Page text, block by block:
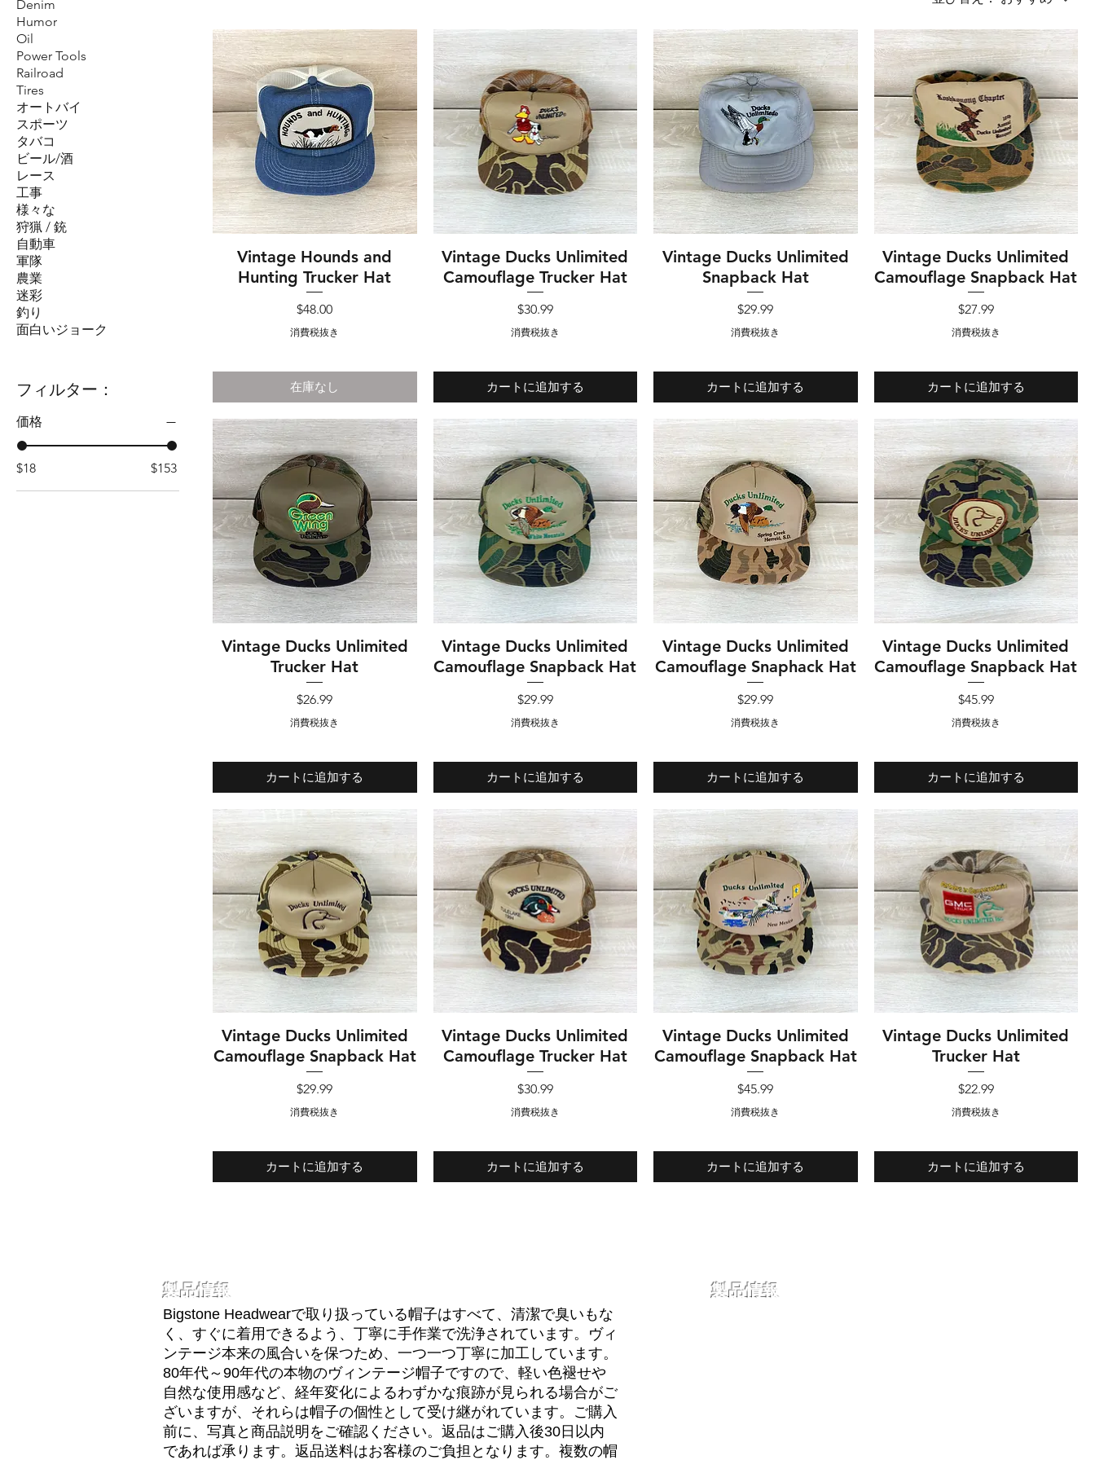
Denim
Humor
Oil
Power Tools
Railroad
Tires
オートバイ
スポーツ
タバコ
ビール/酒
レース
工事
様々な
狩猟 / 銃
自動車
軍隊
農業
迷彩
釣り
面白いジョーク
フィルター：
価格
$18 $153
クイックビュー
Vintage Hounds and
Hunting Trucker Hat
価格
$48.00
消費税抜き
在庫なし
クイックビュー
Vintage Ducks Unlimited
Camouflage Trucker Hat
価格
$30.99
消費税抜き
カートに追加する
クイックビュー
Vintage Ducks Unlimited
Snapback Hat
価格
$29.99
消費税抜き
カートに追加する
クイックビュー
Vintage Ducks Unlimited
Camouflage Snapback Hat
価格
$27.99
消費税抜き
カートに追加する
クイックビュー
Vintage Ducks Unlimited
Trucker Hat
価格
$26.99
消費税抜き
カートに追加する
クイックビュー
Vintage Ducks Unlimited
Camouflage Snapback Hat
価格
$29.99
消費税抜き
カートに追加する
クイックビュー
Vintage Ducks Unlimited
Camouflage Snaphack Hat
価格
$29.99
消費税抜き
カートに追加する
クイックビュー
Vintage Ducks Unlimited
Camouflage Snapback Hat
価格
$45.99
消費税抜き
カートに追加する
クイックビュー
Vintage Ducks Unlimited
Camouflage Snapback Hat
価格
$29.99
消費税抜き
カートに追加する
クイックビュー
Vintage Ducks Unlimited
Camouflage Trucker Hat
価格
$30.99
消費税抜き
カートに追加する
クイックビュー
Vintage Ducks Unlimited
Camouflage Snapback Hat
価格
$45.99
消費税抜き
カートに追加する
クイックビュー
Vintage Ducks Unlimited
Trucker Hat
価格
$22.99
消費税抜き
カートに追加する
製品情報
Bigstone Headwearで取り扱っている帽子はすべて、清潔で臭いもな
く、すぐに着用できるよう、丁寧に手作業で洗浄されています。ヴィ
ンテージ本来の風合いを保つため、一つ一つ丁寧に加工しています。
80年代～90年代の本物のヴィンテージ帽子ですので、軽い色褪せや
自然な使用感など、経年変化によるわずかな痕跡が見られる場合がご
ざいますが、それらは帽子の個性として受け継がれています。ご購入
前に、写真と商品説明をご確認ください。返品はご購入後30日以内
であれば承ります。返品送料はお客様のご負担となります。複数の帽
製品情報